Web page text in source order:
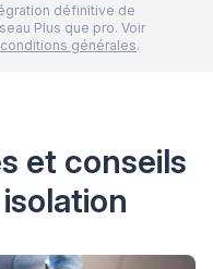
définitive de
Plus que pro. Voir
conditions générales.
et conseils